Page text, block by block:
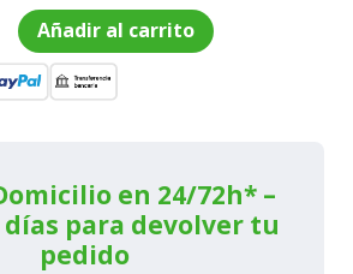
actual
es:
236,55€.
Añadir al carrito
en 24/72h* –
días para devolver tu
pedido